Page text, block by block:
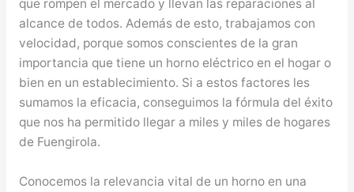
que rompen el mercado y llevan las reparaciones al
alcance de todos. Además de esto, trabajamos con
velocidad, porque somos conscientes de la gran
importancia que tiene un horno eléctrico en el hogar o
bien en un establecimiento. Si a estos factores les
sumamos la eficacia, conseguimos la fórmula del éxito
que nos ha permitido llegar a miles y miles de hogares
de Fuengirola.
Conocemos la relevancia vital de un horno en una